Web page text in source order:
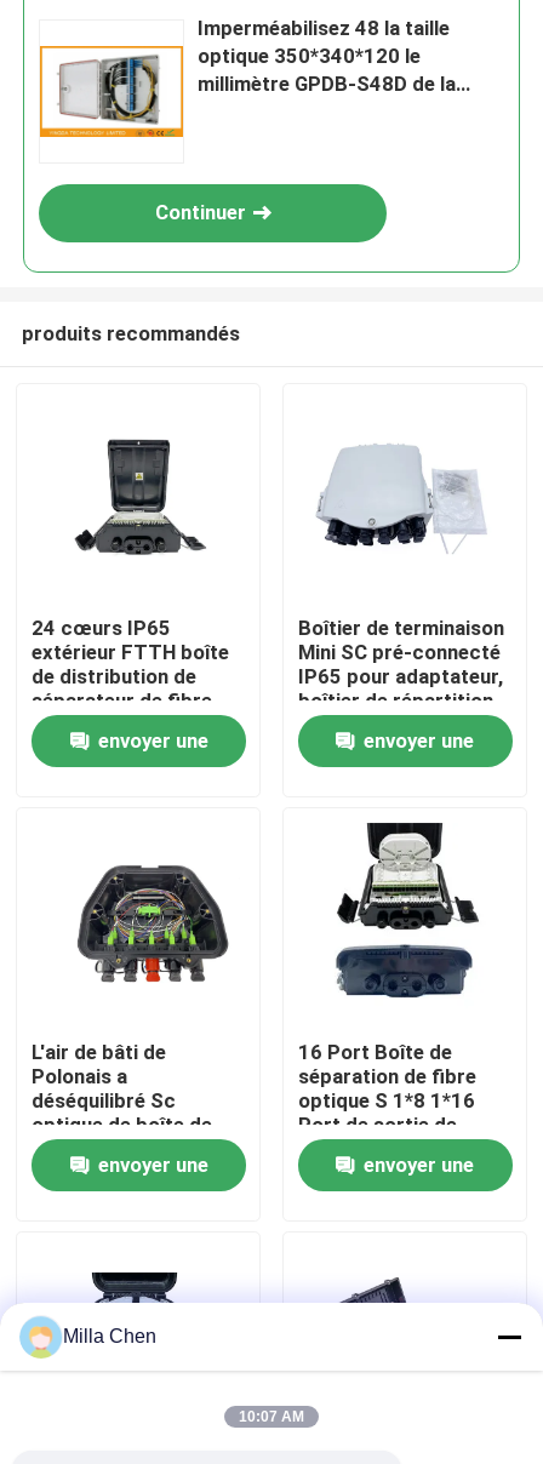
Maison
Au sujet de nous
Visite d'usine
Contrôle de qualité
Contactez-nous
Cas
Demandez une citation
Imperméabilisez 48 la taille
optique 350*340*120 le
millimètre GPDB-S48D de la
Continuer
produits recommandés
24 cœurs IP65
extérieur FTTH boîte
de distribution de
séparateur de fibre
optique montée sur le
mur avec 24
adaptateurs SC
envoyer une
Boîtier de terminaison
Mini SC pré-connecté
IP65 pour adaptateur,
boîtier de répartition
fibre optique FTTH,
16 cœurs, Cajas Nap
pour solution FTTH
envoyer une
L'air de bâti de
Polonais a
déséquilibré Sc
optique de boîte de
fibre de diviseur du
PETIT SOMME 8
SC/APC CTO 1X8 1X2
envoyer une
16 Port Boîte de
séparation de fibre
optique S 1*8 1*16
Port de sortie de
câble carré Pour la
construction et la
gestion du réseau
envoyer une
Milla Chen
10:07 AM